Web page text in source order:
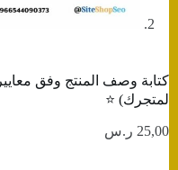
لمتجرك) ⭐️
25,00 ر.س